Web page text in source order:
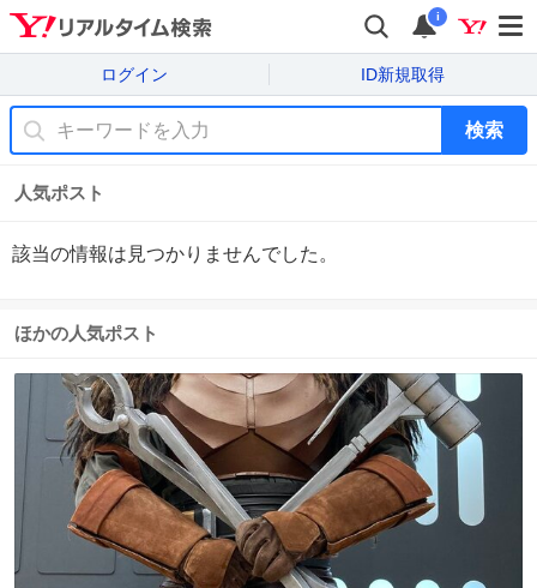
i
ログイン ID新規取得
検索
人気ポスト
該当の情報は見つかりませんでした。
ほかの人気ポスト